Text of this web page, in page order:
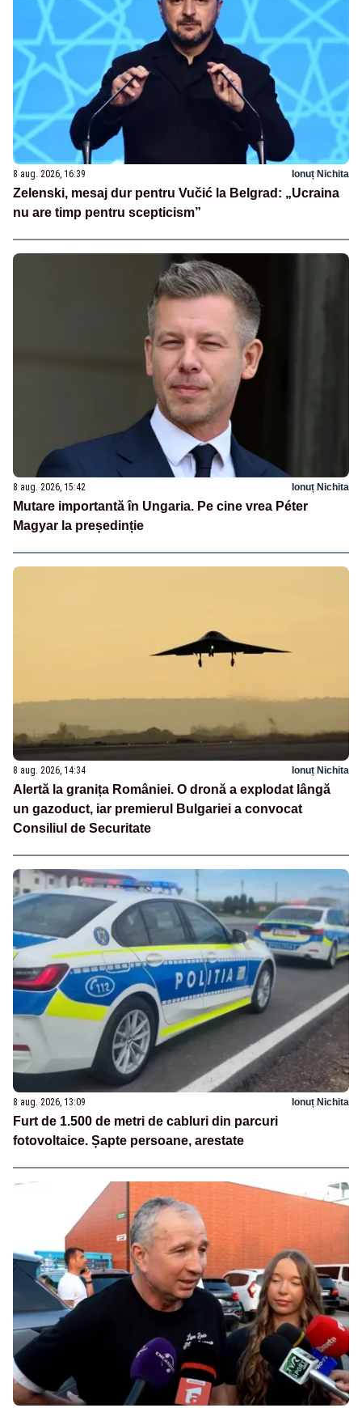
8 aug. 2026, 16:39 Ionuț Nichita
Zelenski, mesaj dur pentru Vučić la Belgrad: „Ucraina
nu are timp pentru scepticism”
8 aug. 2026, 15:42 Ionuț Nichita
Mutare importantă în Ungaria. Pe cine vrea Péter
Magyar la președinție
8 aug. 2026, 14:34 Ionuț Nichita
Alertă la granița României. O dronă a explodat lângă
un gazoduct, iar premierul Bulgariei a convocat
Consiliul de Securitate
8 aug. 2026, 13:09 Ionuț Nichita
Furt de 1.500 de metri de cabluri din parcuri
fotovoltaice. Șapte persoane, arestate